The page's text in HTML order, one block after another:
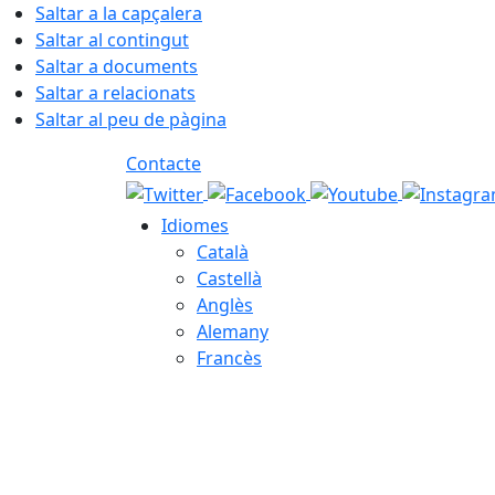
Saltar a la capçalera
Saltar al contingut
Saltar a documents
Saltar a relacionats
Saltar al peu de pàgina
Contacte
Idiomes
Català
Castellà
Anglès
Alemany
Francès